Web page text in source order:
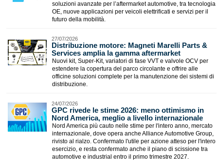
soluzioni avanzate per l’aftermarket automotive, tra tecnologia
OE, nuove applicazioni per veicoli elettrificati e servizi per il
futuro della mobilità.
27/07/2026
Distribuzione motore: Magneti Marelli Parts &
Services amplia la gamma aftermarket
Nuovi kit, Super-Kit, variatori di fase VVT e valvole OCV per
estendere la copertura del parco circolante e offrire alle
officine soluzioni complete per la manutenzione dei sistemi di
distribuzione.
24/07/2026
​GPC rivede le stime 2026: meno ottimismo in
Nord America, meglio a livello internazionale
Nord America più cauto nelle stime per l'intero anno, mercato
internazionale, dove opera anche Alliance Automotive Group,
rivisto al rialzo. Confermato l'utile per azione atteso per l'intero
esercizio, e resta confermato anche il piano di scissione tra
automotive e industrial entro il primo trimestre 2027.